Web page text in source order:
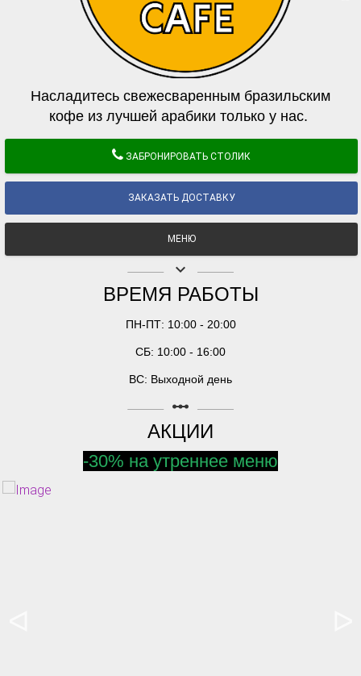
Насладитесь свежесваренным бразильским
кофе из лучшей арабики только у нас.
ЗАБРОНИРОВАТЬ СТОЛИК
ЗАКАЗАТЬ ДОСТАВКУ
МЕНЮ
keyboard_arrow_down
ВРЕМЯ РАБОТЫ
ПН-ПТ: 10:00 - 20:00
СБ: 10:00 - 16:00
ВС: Выходной день
linear_scale
АКЦИИ
-30% на утреннее меню